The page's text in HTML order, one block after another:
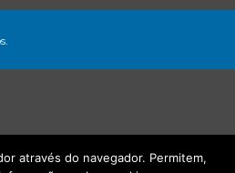
através do navegador. Permitem,